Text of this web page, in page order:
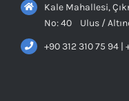
Kale Mahallesi,
No: 40 Ulus /
+90 312 310 75 94 |